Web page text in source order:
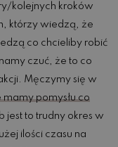
kolejnych kroków
którzy wiedzą, że
co chcieliby robić
czuć, że to co
Męczymy się w
pomysłu co
jest to trudny okres w
ilości czasu na